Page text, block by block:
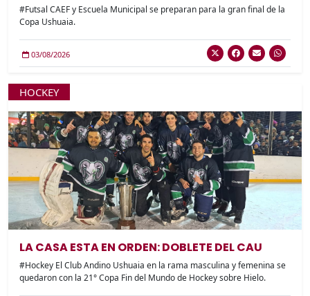
#Futsal CAEF y Escuela Municipal se preparan para la gran final de la
Copa Ushuaia.
03/08/2026
HOCKEY
LA CASA ESTA EN ORDEN: DOBLETE DEL CAU
#Hockey El Club Andino Ushuaia en la rama masculina y femenina se
quedaron con la 21° Copa Fin del Mundo de Hockey sobre Hielo.